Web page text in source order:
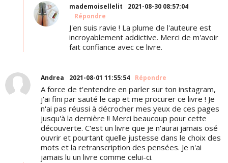
mademoisellelit
2021-08-30 08:57:04
Répondre
J'en suis ravie ! La plume de l'auteure est
incroyablement addictive. Merci de m'avoir
fait confiance avec ce livre.
Andrea 2021-08-01 11:55:54 Répondre
A force de t'entendre en parler sur ton instagram,
j'ai fini par sauté le cap et me procurer ce livre ! Je
n'ai pas réussi à décrocher mes yeux de ces pages
jusqu'à la dernière !! Merci beaucoup pour cette
découverte. C'est un livre que je n'aurai jamais osé
ouvrir et pourtant quelle justesse dans le choix des
mots et la retranscription des pensées. Je n'ai
jamais lu un livre comme celui-ci.